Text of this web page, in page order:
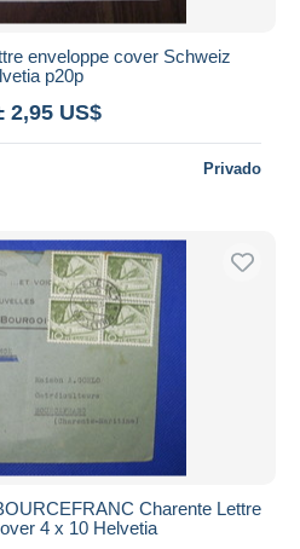
enveloppe cover Schweiz
p20p
2,95 US$
Privado
Charente Lettre
4 x 10 Helvetia